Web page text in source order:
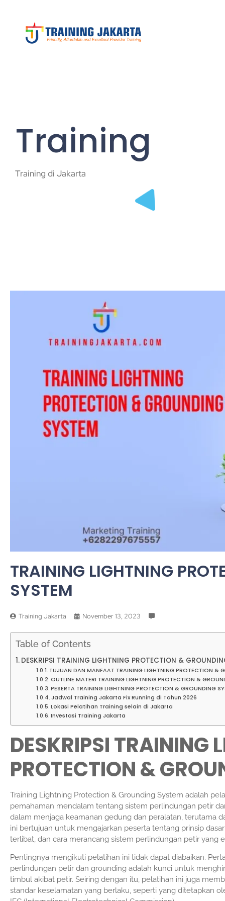
Training
Training di Jakarta
TRAINING LIGHTNING
SYSTEM
Training Jakarta November 13, 2023
Table of Contents
DESKRIPSI TRAINING LIGHTNING PROTECTION &
TUJUAN DAN MANFAAT TRAINING LIGHTNING PROTECTION &
OUTLINE MATERI TRAINING LIGHTNING PROTECTION &
PESERTA TRAINING LIGHTNING PROTECTION & GROUNDING
Jadwal Training Jakarta Fix Running di Tahun 2026
Lokasi Pelatihan Training selain di Jakarta
Investasi Training Jakarta
DESKRIPSI TRAINING
PROTECTION &
Training Lightning Protection & Grounding System adalah
pemahaman mendalam tentang sistem perlindungan petir
dalam menjaga keamanan gedung dan peralatan, terutama
ini bertujuan untuk mengajarkan peserta tentang prinsip
terlibat, dan cara merancang sistem perlindungan petir yang
Pentingnya mengikuti pelatihan ini tidak dapat diabaikan.
perlindungan petir dan grounding adalah kunci untuk
timbul akibat petir. Seiring dengan itu, pelatihan ini juga
standar keselamatan yang berlaku, seperti yang ditetapkan